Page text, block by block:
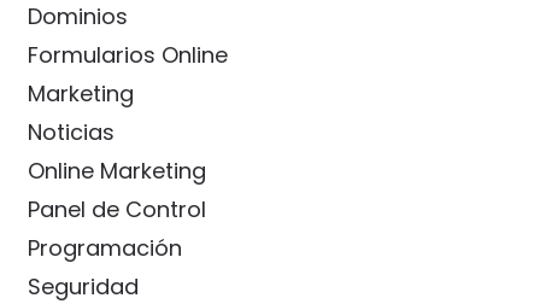
Dominios
Formularios Online
Marketing
Noticias
Online Marketing
Panel de Control
Programación
Seguridad